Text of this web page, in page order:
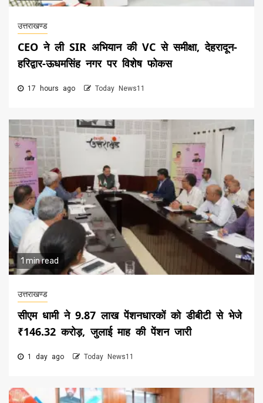
उत्तराखण्ड
CEO ने ली SIR अभियान की VC से समीक्षा, देहरादून-
हरिद्वार-ऊधमसिंह नगर पर विशेष फोकस
17 hours ago Today News11
1 min read
उत्तराखण्ड
सीएम धामी ने 9.87 लाख पेंशनधारकों को डीबीटी से भेजे
₹146.32 करोड़, जुलाई माह की पेंशन जारी
1 day ago Today News11